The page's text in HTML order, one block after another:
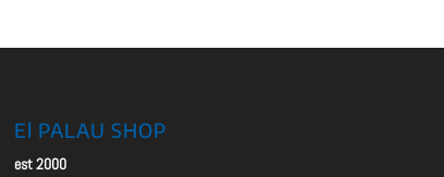
El PALAU SHOP
est 2000